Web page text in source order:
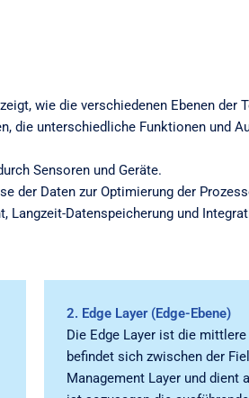
wie die verschiedenen Ebenen
die unterschiedliche Funktionen und
Sensoren und Geräte.
der Daten zur Optimierung der
Langzeit-Datenspeicherung und
2. Edge Layer (Edge-Ebene)
Die Edge Layer ist die mittlere
befindet sich zwischen der
Management Layer und dient